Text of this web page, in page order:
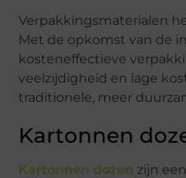
Verpakkingsmaterialen
Met de opkomst van de
kosteneffectieve
veelzijdigheid en lage
traditionele, meer
Kartonnen
Kartonnen dozen zijn